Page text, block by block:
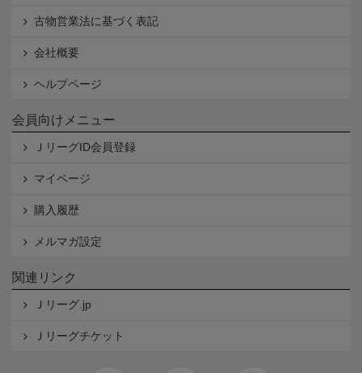
古物営業法に基づく表記
会社概要
ヘルプページ
会員向けメニュー
ＪリーグID会員登録
マイページ
購入履歴
メルマガ設定
関連リンク
Ｊリーグ.jp
Ｊリーグチケット